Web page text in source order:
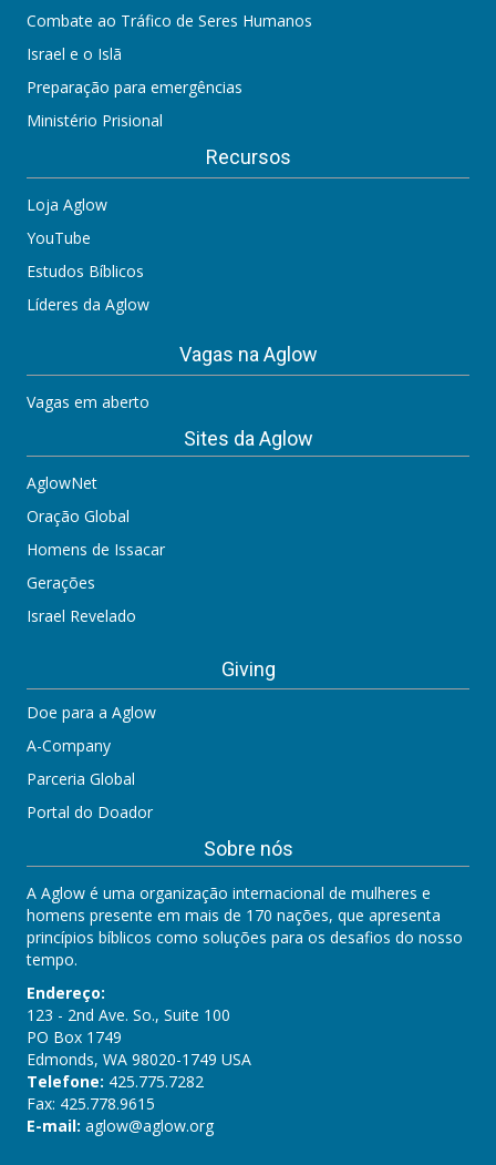
Combate ao Tráfico de Seres Humanos
Israel e o Islã
Preparação para emergências
Ministério Prisional
Recursos
Loja Aglow
YouTube
Estudos Bíblicos
Líderes da Aglow
Vagas na Aglow
Vagas em aberto
Sites da Aglow
AglowNet
Oração Global
Homens de Issacar
Gerações
Israel Revelado
Giving
Doe para a Aglow
A-Company
Parceria Global
Portal do Doador
Sobre nós
A Aglow é uma organização internacional de mulheres e
homens presente em mais de 170 nações, que apresenta
princípios bíblicos como soluções para os desafios do nosso
tempo.
Endereço:
123 - 2nd Ave. So., Suite 100
PO Box 1749
Edmonds, WA 98020-1749 USA
Telefone: 425.775.7282
Fax: 425.778.9615
E-mail: aglow@aglow.org